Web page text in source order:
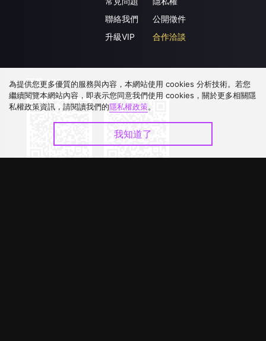
聯絡我們
升級VIP
公開徵件
合作洽談
下載 APP
為提供您更多優質的服務與內容，本網站使用 cookies 分析技術。若您
繼續閱覽本網站內容，即表示您同意我們使用 cookies，關於更多相關隱
私權政策資訊，請閱讀我們的隱私權政策。
我知道了